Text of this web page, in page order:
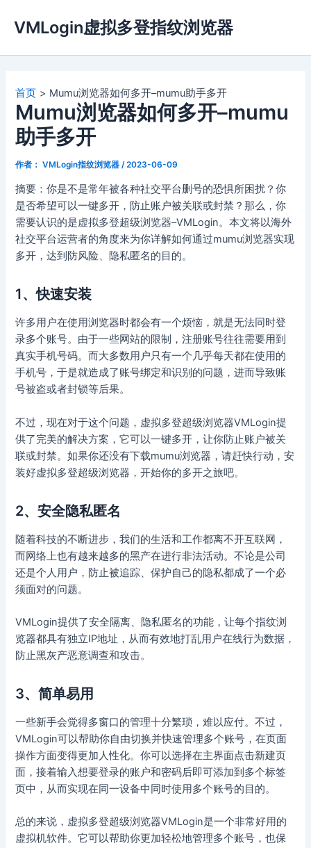
容
VMLogin虚拟多登指纹浏览器
首页 Mumu浏览器如何多开–mumu助手多开
Mumu浏览器如何多开–mumu
助手多开
作者： VMLogin指纹浏览器 /2023-06-09
摘要：你是不是常年被各种社交平台删号的恐惧所困扰？你
是否希望可以一键多开，防止账户被关联或封禁？那么，你
需要认识的是虚拟多登超级浏览器–VMLogin。本文将以海外
社交平台运营者的角度来为你详解如何通过mumu浏览器实现
多开，达到防风险、隐私匿名的目的。
1、快速安装
许多用户在使用浏览器时都会有一个烦恼，就是无法同时登
录多个账号。由于一些网站的限制，注册账号往往需要用到
真实手机号码。而大多数用户只有一个几乎每天都在使用的
手机号，于是就造成了账号绑定和识别的问题，进而导致账
号被盗或者封锁等后果。
不过，现在对于这个问题，虚拟多登超级浏览器VMLogin提
供了完美的解决方案，它可以一键多开，让你防止账户被关
联或封禁。如果你还没有下载mumu浏览器，请赶快行动，安
装好虚拟多登超级浏览器，开始你的多开之旅吧。
2、安全隐私匿名
随着科技的不断进步，我们的生活和工作都离不开互联网，
而网络上也有越来越多的黑产在进行非法活动。不论是公司
还是个人用户，防止被追踪、保护自己的隐私都成了一个必
须面对的问题。
VMLogin提供了安全隔离、隐私匿名的功能，让每个指纹浏
览器都具有独立IP地址，从而有效地打乱用户在线行为数据，
防止黑灰产恶意调查和攻击。
3、简单易用
一些新手会觉得多窗口的管理十分繁琐，难以应付。不过，
VMLogin可以帮助你自由切换并快速管理多个账号，在页面
操作方面变得更加人性化。你可以选择在主界面点击新建页
面，接着输入想要登录的账户和密码后即可添加到多个标签
页中，从而实现在同一设备中同时使用多个账号的目的。
总的来说，虚拟多登超级浏览器VMLogin是一个非常好用的
虚拟机软件。它可以帮助你更加轻松地管理多个账号，也保